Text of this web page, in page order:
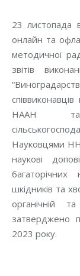
23 листопада
онлайн та
методичної
звітів
НААН та
Науковцями
наукові
шкідників та
органічній
затверджено
2023 року.